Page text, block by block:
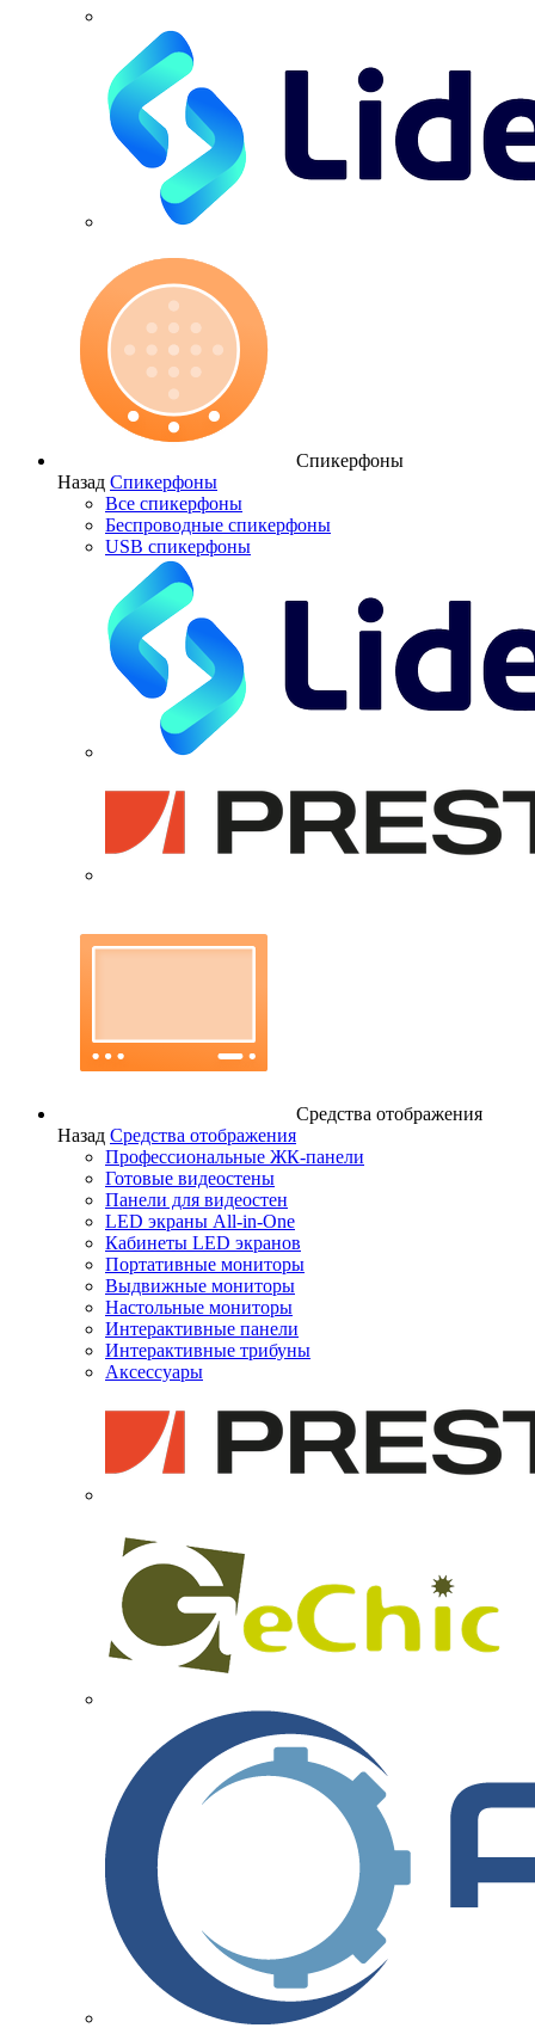
Спикерфоны
Назад Спикерфоны
Все спикерфоны
Беспроводные спикерфоны
USB спикерфоны
Средства отображения
Назад Средства отображения
Профессиональные ЖК-панели
Готовые видеостены
Панели для видеостен
LED экраны All-in-One
Кабинеты LED экранов
Портативные мониторы
Выдвижные мониторы
Настольные мониторы
Интерактивные панели
Интерактивные трибуны
Аксессуары